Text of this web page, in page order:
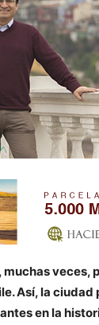
muchas veces,
Así, la ciudad
en la